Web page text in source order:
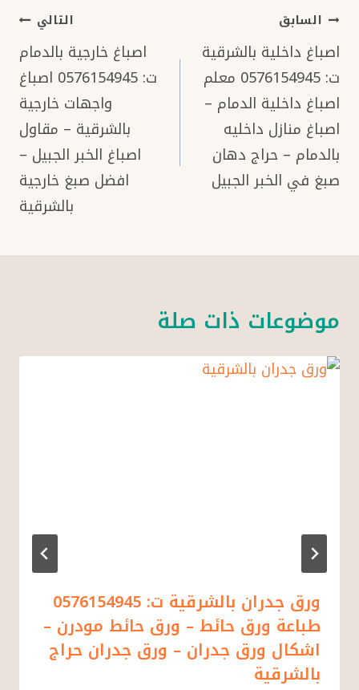
تصفّح
المقالات
السابق
اصباغ داخلية بالشرقية
ت: 0576154945 معلم
اصباغ داخلية الدمام –
اصباغ منازل داخليه
بالدمام – حراج دهان
صبغ في الخبر الجبيل
التالي
اصباغ خارجية بالدمام
ت: 0576154945 اصباغ
واجهات خارجية
بالشرقية – مقاول
اصباغ الخبر الجبيل –
افضل صبغ خارجية
بالشرقية
موضوعات ذات صلة
ورق جدران بالشرقية ت: 0576154945
طباعة ورق حائط – ورق حائط مودرن –
اشكال ورق جدران – ورق جدران حراج
بالشرقية